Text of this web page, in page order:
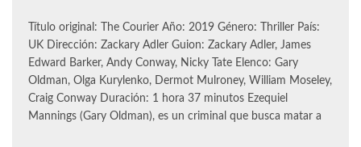
Título original: The Courier Año: 2019 Género: Thriller País:
UK Dirección: Zackary Adler Guion: Zackary Adler, James
Edward Barker, Andy Conway, Nicky Tate Elenco: Gary
Oldman, Olga Kurylenko, Dermot Mulroney, William Moseley,
Craig Conway Duración: 1 hora 37 minutos Ezequiel
Mannings (Gary Oldman), es un criminal que busca matar a